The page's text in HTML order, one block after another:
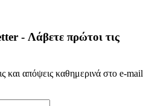
- Λάβετε πρώτοι τις
και απόψεις καθημερινά στο e-mail